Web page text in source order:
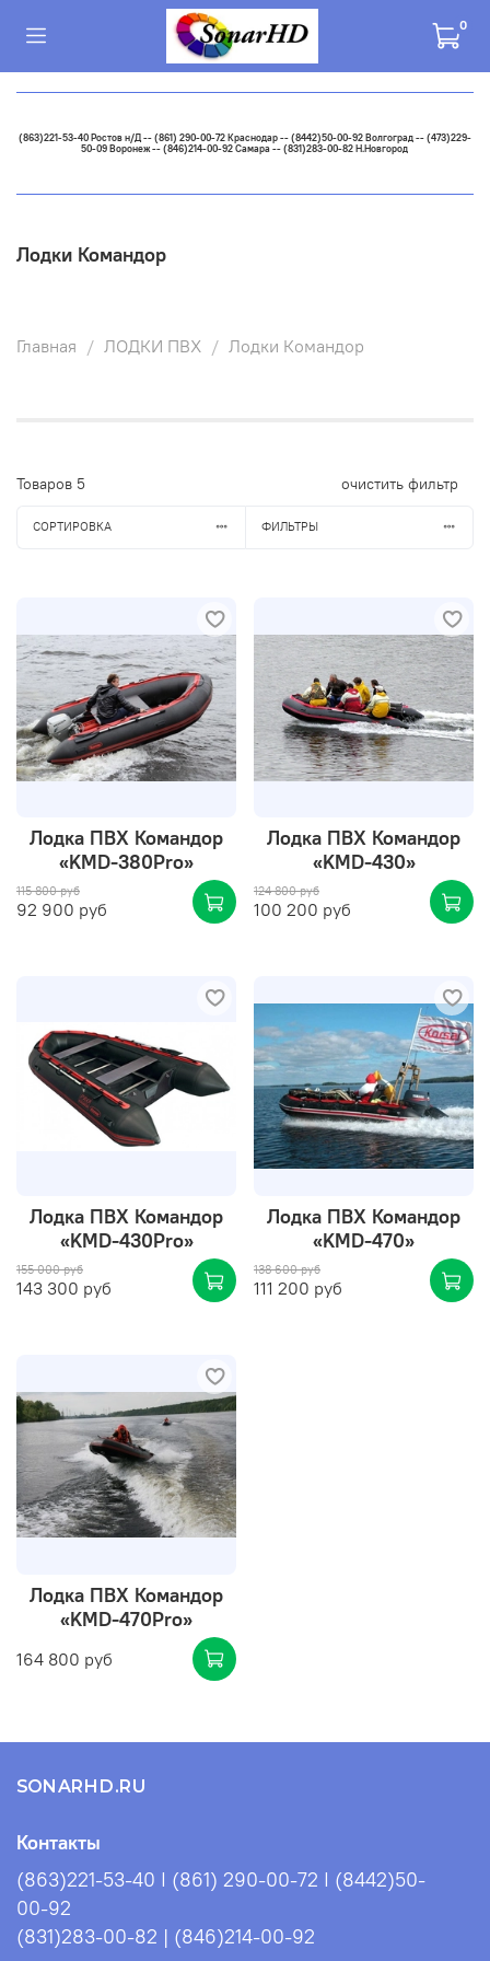
0
(863)221-53-40 Ростов н/Д -- (861) 290-00-72 Краснодар -- (8442)50-00-92 Волгоград -- (473)229-
50-09 Воронеж -- (846)214-00-92 Самара -- (831)283-00-82 Н.Новгород
Лодки Командор
Главная ЛОДКИ ПВХ Лодки Командор
Товаров 5 очистить фильтр
СОРТИРОВКА ФИЛЬТРЫ
Лодка ПВХ Командор
«KMD-380Pro»
115 800 руб
92 900 руб
Лодка ПВХ Командор
«KMD-430»
124 800 руб
100 200 руб
Лодка ПВХ Командор
«KMD-430Pro»
155 000 руб
143 300 руб
Лодка ПВХ Командор
«KMD-470»
138 600 руб
111 200 руб
Лодка ПВХ Командор
«KMD-470Pro»
164 800 руб
SONARHD.RU
Контакты
(863)221-53-40 I (861) 290-00-72 I (8442)50-
00-92
(831)283-00-82 | (846)214-00-92